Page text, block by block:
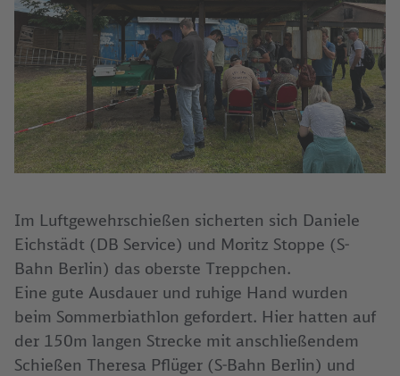
Im Luftgewehrschießen sicherten sich Daniele
Eichstädt (DB Service) und Moritz Stoppe (S-
Bahn Berlin) das oberste Treppchen.
Eine gute Ausdauer und ruhige Hand wurden
beim Sommerbiathlon gefordert. Hier hatten auf
der 150m langen Strecke mit anschließendem
Schießen Theresa Pflüger (S-Bahn Berlin) und